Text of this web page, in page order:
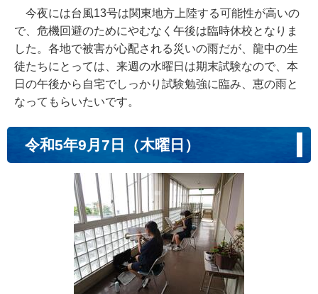
今夜には台風13号は関東地方上陸する可能性が高いの
で、危機回避のためにやむなく午後は臨時休校となりま
した。各地で被害が心配される災いの雨だが、龍中の生
徒たちにとっては、来週の水曜日は期末試験なので、本
日の午後から自宅でしっかり試験勉強に臨み、恵の雨と
なってもらいたいです。
令和5年9月7日（木曜日）